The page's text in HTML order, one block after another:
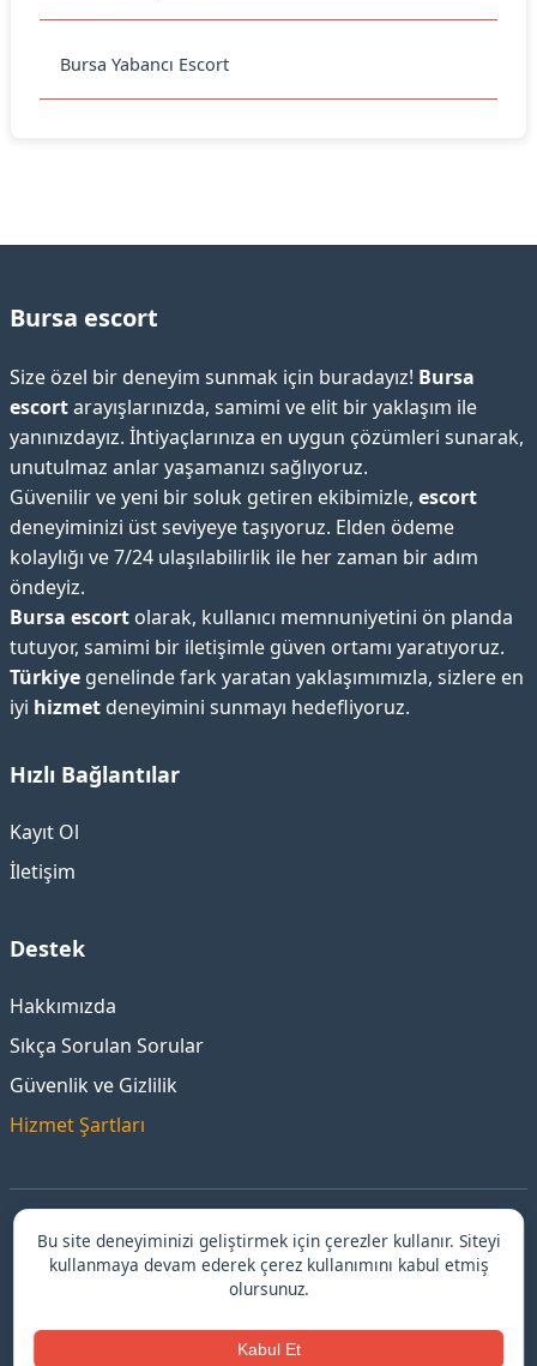
Bursa Yabancı Escort
Bursa escort
Size özel bir deneyim sunmak için buradayız! Bursa
escortarayışlarınızda, samimi ve elit bir yaklaşım ile
yanınızdayız. İhtiyaçlarınıza en uygun çözümleri sunarak,
unutulmaz anlar yaşamanızı sağlıyoruz.
Güvenilir ve yeni bir soluk getiren ekibimizle, escort
deneyiminizi üst seviyeye taşıyoruz. Elden ödeme
kolaylığı ve 7/24 ulaşılabilirlik ile her zaman bir adım
öndeyiz.
Bursa escort olarak, kullanıcı memnuniyetini ön planda
tutuyor, samimi bir iletişimle güven ortamı yaratıyoruz.
Türkiye genelinde fark yaratan yaklaşımımızla, sizlere en
iyi hizmet deneyimini sunmayı hedefliyoruz.
Hızlı Bağlantılar
Kayıt Ol
İletişim
Destek
Hakkımızda
Sıkça Sorulan Sorular
Güvenlik ve Gizlilik
Hizmet Şartları
© BursaEscort ile Güvenilir ve Elit Deneyim
© 2026 Bursa escort.
Bu site deneyiminizi geliştirmek için çerezler kullanır. Siteyi
kullanmaya devam ederek çerez kullanımını kabul etmiş
olursunuz.
Kabul Et
escort